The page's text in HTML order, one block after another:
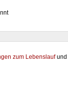
zum Lebenslaufund